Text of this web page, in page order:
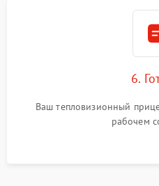
6.
Ваш тепловизионный
рабочем